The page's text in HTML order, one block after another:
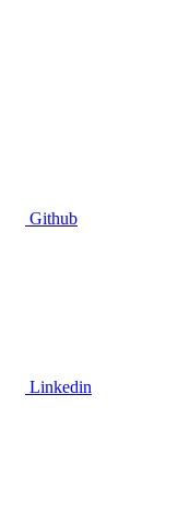
Github
Linkedin